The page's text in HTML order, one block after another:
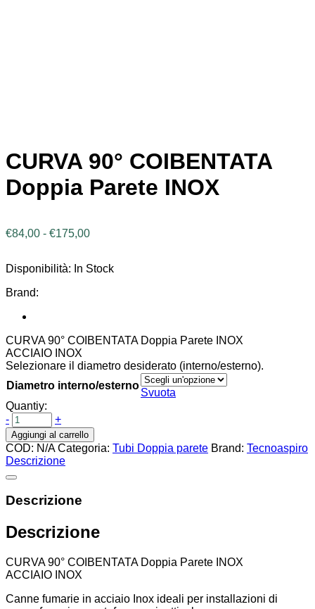
CURVA 90° COIBENTATA
Doppia Parete INOX
€84,00 - €175,00Fascia
da
Disponibilità: In Stock
Brand:
CURVA 90° COIBENTATA Doppia Parete INOX
ACCIAIO INOX
Selezionare il diametro desiderato (interno/esterno).
Diametro interno/esterno
Svuota
Quantiy:
-
+
Aggiungi al carrello
COD: N/A Categoria: Tubi Doppia parete Brand: Tecnoaspiro
Descrizione
Descrizione
Descrizione
CURVA 90° COIBENTATA Doppia Parete INOX
ACCIAIO INOX
Canne fumarie in acciaio Inox ideali per installazioni di